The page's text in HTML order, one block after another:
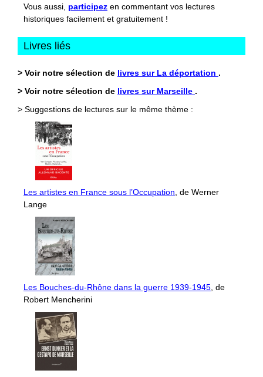
Vous aussi, participez en commentant vos lectures
historiques facilement et gratuitement !
Livres liés
> Voir notre sélection de livres sur La déportation .
> Voir notre sélection de livres sur Marseille .
> Suggestions de lectures sur le même thème :
Les artistes en France sous l’Occupation, de Werner
Lange
Les Bouches-du-Rhône dans la guerre 1939-1945, de
Robert Mencherini